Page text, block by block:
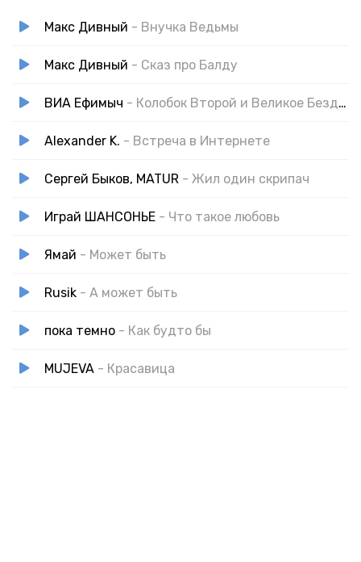
Макс Дивный - Внучка Ведьмы
Макс Дивный - Сказ про Балду
ВИА Ефимыч - Колобок Второй и Великое Бездорожье
Alexander K. - Встреча в Интернете
Сергей Быков, MATUR - Жил один скрипач
Играй ШАНСОНЬЕ - Что такое любовь
Ямай - Может быть
Rusik - А может быть
пока темно - Как будто бы
MUJEVA - Красавица